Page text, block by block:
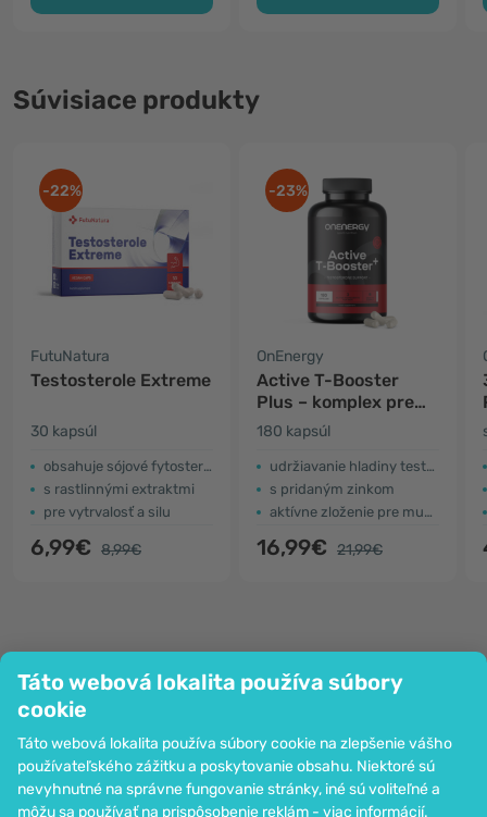
Táto webová lokalita používa súbory
cookie
Táto webová lokalita používa súbory cookie na zlepšenie vášho
používateľského zážitku a poskytovanie obsahu. Niektoré sú
nevyhnutné na správne fungovanie stránky, iné sú voliteľné a
môžu sa používať na prispôsobenie reklám - viac informácií.
Súvisiace produkty
-22%
FutuNatura
Testosterole Extreme
30 kapsúl
obsahuje sójové fytosteroly
s rastlinnými extraktmi
pre vytrvalosť a silu
6,99€ 8,99€
-23%
OnEnergy
Active T-Booster
Plus – komplex pre
mužov
180 kapsúl
udržiavanie hladiny testosterónu
s pridaným zinkom
aktívne zloženie pre mužskú silu
16,99€ 21,99€
Spoločnosť
Informácie
Pripoj sa k nám
Pomoc a objednávky